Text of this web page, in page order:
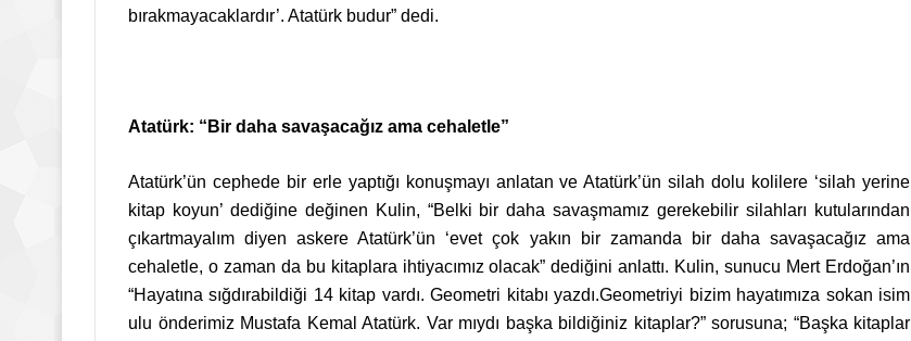
bırakmayacaklardır’. Atatürk budur” dedi.
Atatürk: “Bir daha savaşacağız ama cehaletle”
Atatürk’ün cephede bir erle yaptığı konuşmayı anlatan ve Atatürk’ün silah dolu kolilere ‘silah yerine
kitap koyun’ dediğine değinen Kulin, “Belki bir daha savaşmamız gerekebilir silahları kutularından
çıkartmayalım diyen askere Atatürk’ün ‘evet çok yakın bir zamanda bir daha savaşacağız ama
cehaletle, o zaman da bu kitaplara ihtiyacımız olacak” dediğini anlattı. Kulin, sunucu Mert Erdoğan’ın
“Hayatına sığdırabildiği 14 kitap vardı. Geometri kitabı yazdı.Geometriyi bizim hayatımıza sokan isim
ulu önderimiz Mustafa Kemal Atatürk. Var mıydı başka bildiğiniz kitaplar?” sorusuna; “Başka kitaplar